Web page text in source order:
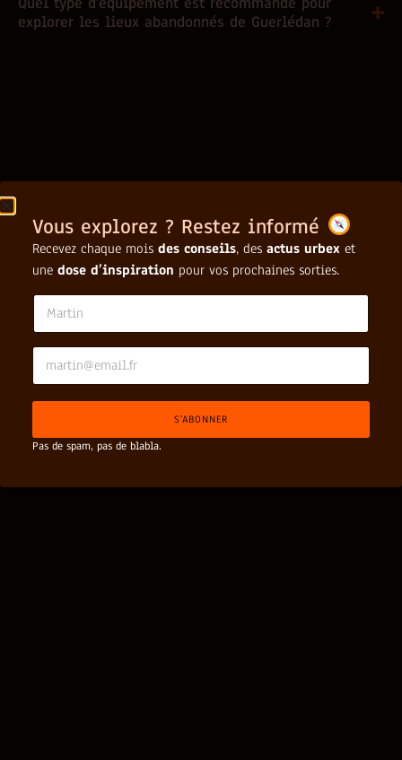
explorer les lieux abandonnés de Guerlédan ?
Vous explorez ? Restez informé
Recevez chaque mois des conseils, des actus urbex et
une dose d’inspiration pour vos prochaines sorties.
N
m
e
*
a
m
*
E
a
i
*
S'ABONNER
Pas de spam, pas de blabla.